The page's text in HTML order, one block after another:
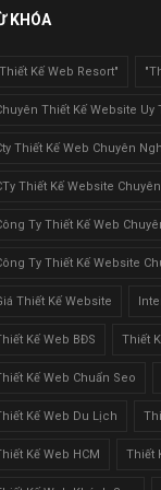
KHÓA
Kế Web Resort"
Thiết Kế Website Uy
Thiết Kế Web Chuyên
Thiết Kế Website
Ty Thiết Kế Web
Ty Thiết Kế Website
Thiết Kế Website
Kế Web BĐS Thiết
Kế Web Chuẩn Seo
Kế Web Du Lịch
Kế Web HCM Thiết